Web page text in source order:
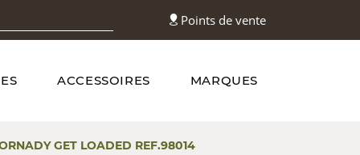
Points de vente
ACCESSOIRES MARQUES
GET LOADED REF.98014